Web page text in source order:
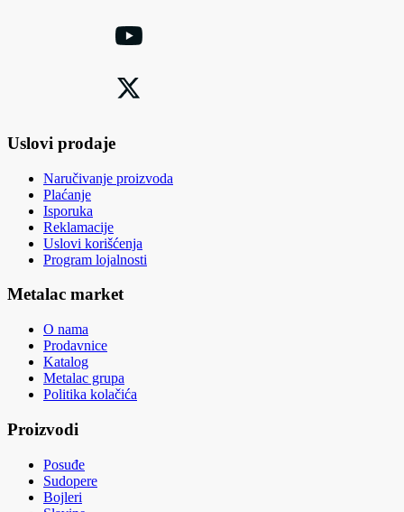
Uslovi prodaje
Naručivanje proizvoda
Plaćanje
Isporuka
Reklamacije
Uslovi korišćenja
Program lojalnosti
Metalac market
O nama
Prodavnice
Katalog
Metalac grupa
Politika kolačića
Proizvodi
Posuđe
Sudopere
Bojleri